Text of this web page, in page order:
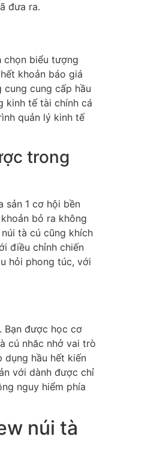
đưa ra.
chọn biểu tượng
khoản báo giá
cung cấp hầu
kinh tế tài chính cá
quản lý kinh tế
trong
sản 1 cơ hội bền
bỏ ra không
tà cú cũng khích
điều chỉnh chiến
hỏi phong túc, với
Bạn được học cơ
cú nhăc nhở vai trò
dụng hầu hết kiến
với dành được chỉ
nguy hiểm phía
núi tà